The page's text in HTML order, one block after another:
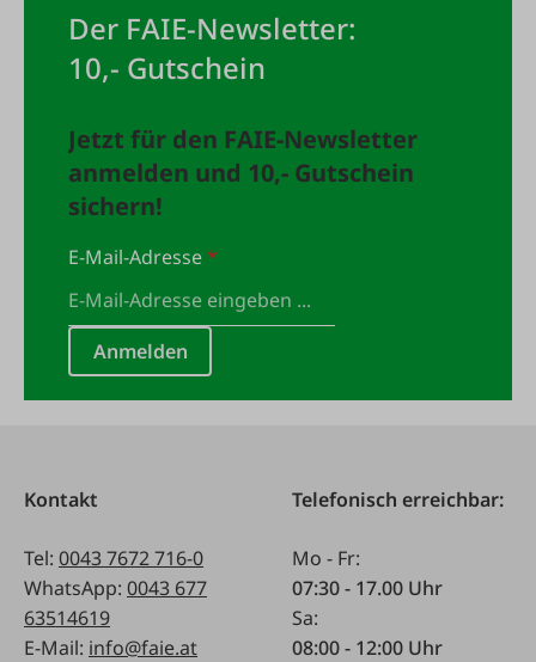
Der FAIE-Newsletter:
10,- Gutschein
Jetzt für den FAIE-Newsletter
anmelden und 10,- Gutschein
sichern!
E-Mail-Adresse*
Anmelden
Kontakt
Tel: 0043 7672 716-0
WhatsApp: 0043 677
63514619
E-Mail: info@faie.at
Telefonisch erreichbar:
Mo - Fr:
07:30 - 17.00 Uhr
Sa:
08:00 - 12:00 Uhr